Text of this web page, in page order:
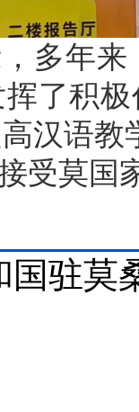
多年
了积
汉语
受莫国
国驻莫